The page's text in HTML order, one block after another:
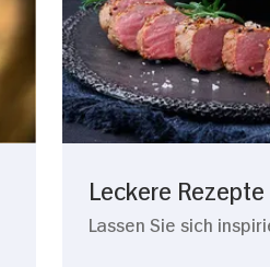
Leckere
Lassen Sie sich